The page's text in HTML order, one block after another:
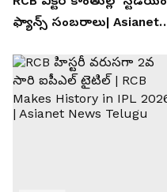
ఫ్యాన్స్ సంబరాలు| Asianet